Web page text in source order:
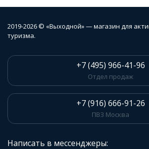
2019-2026 © «Выходной» — магазин для
туризма.
+7 (495) 966-41-96
Отдел продаж
+7 (916) 666-91-26
ПВЗ Москва
Написать в мессенджеры: